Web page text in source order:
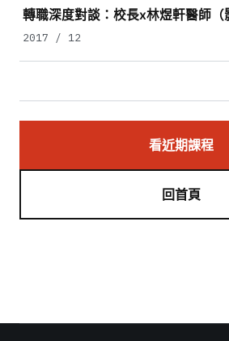
轉職深度對談：校長x林煜軒醫師（
2017 / 12
看近期課程
回首頁